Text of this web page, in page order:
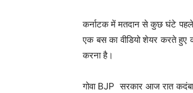
कर्नाटक में मतदान से कुछ घंटे पहले,
एक बस का वीडियो शेयर करते हुए
करना है।
गोवा BJP सरकार आज रात कदंबा